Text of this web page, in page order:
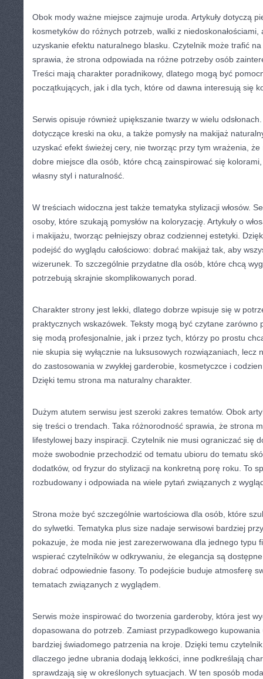
Obok mody ważne miejsce zajmuje uroda. Artykuły dotyczą
kosmetyków do różnych potrzeb, walki z
uzyskanie efektu naturalnego blasku. Czytelnik może trafić na
sprawia, że strona odpowiada na różne potrzeby osób
Treści mają charakter poradnikowy, dlatego mogą być
początkujących, jak i dla tych, które od dawna interesują się
Serwis opisuje również upiększanie twarzy w wielu
dotyczące kreski na oku, a także pomysły na makijaż
uzyskać efekt świeżej cery, nie tworząc przy tym wrażenia,
dobre miejsce dla osób, które chcą zainspirować się
własny styl i naturalność.
W treściach widoczna jest także tematyka stylizacji włosów.
osoby, które szukają pomysłów na koloryzację. Artykuły o
i makijażu, tworząc pełniejszy obraz codziennej estetyki.
podejść do wyglądu całościowo: dobrać makijaż tak, aby
wizerunek. To szczególnie przydatne dla osób, które chcą
potrzebują skrajnie skomplikowanych porad.
Charakter strony jest lekki, dlatego dobrze wpisuje się w
praktycznych wskazówek. Teksty mogą być czytane zarówno
się modą profesjonalnie, jak i przez tych, którzy po prostu
nie skupia się wyłącznie na luksusowych rozwiązaniach, lecz
do zastosowania w zwykłej garderobie, kosmetyczce i
Dzięki temu strona ma naturalny charakter.
Dużym atutem serwisu jest szeroki zakres tematów. Obok
się treści o trendach. Taka różnorodność sprawia, że strona
lifestylowej bazy inspiracji. Czytelnik nie musi ograniczać się
może swobodnie przechodzić od tematu ubioru do tematu
dodatków, od fryzur do stylizacji na konkretną porę roku. To
rozbudowany i odpowiada na wiele pytań związanych z
Strona może być szczególnie wartościowa dla osób, które
do sylwetki. Tematyka plus size nadaje serwisowi bardziej
pokazuje, że moda nie jest zarezerwowana dla jednego typu
wspierać czytelników w odkrywaniu, że elegancja są
dobrać odpowiednie fasony. To podejście buduje atmosferę
tematach związanych z wyglądem.
Serwis może inspirować do tworzenia garderoby, która jest
dopasowana do potrzeb. Zamiast przypadkowego
bardziej świadomego patrzenia na kroje. Dzięki temu
dlaczego jedne ubrania dodają lekkości, inne podkreślają
sprawdzają się w określonych sytuacjach. W ten sposób